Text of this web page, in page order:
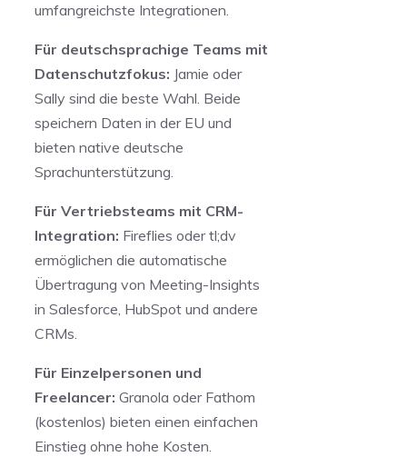
umfangreichste Integrationen.
Für deutschsprachige Teams mit
Datenschutzfokus: Jamie oder
Sally sind die beste Wahl. Beide
speichern Daten in der EU und
bieten native deutsche
Sprachunterstützung.
Für Vertriebsteams mit CRM-
Integration: Fireflies oder tl;dv
ermöglichen die automatische
Übertragung von Meeting-Insights
in Salesforce, HubSpot und andere
CRMs.
Für Einzelpersonen und
Freelancer: Granola oder Fathom
(kostenlos) bieten einen einfachen
Einstieg ohne hohe Kosten.